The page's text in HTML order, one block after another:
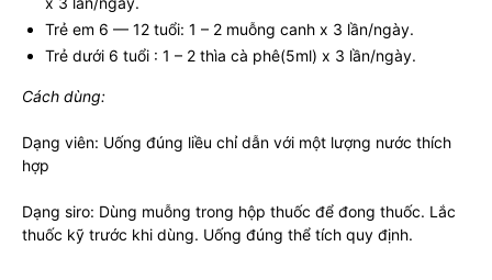
Trẻ em 6 — 12 tuổi: 1 – 2 muỗng canh x 3 lần/ngày.
Trẻ dưới 6 tuổi : 1 – 2 thìa cà phê(5ml) x 3 lần/ngày.
Cách dùng:
Dạng viên: Uống đúng liều chỉ dẫn với một lượng nước thích
hợp
Dạng siro: Dùng muỗng trong hộp thuốc để đong thuốc. Lắc
thuốc kỹ trước khi dùng. Uống đúng thể tích quy định.